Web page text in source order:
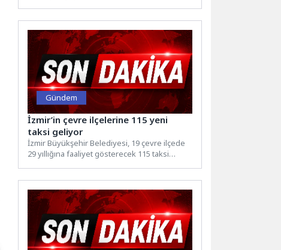
Gündem
İzmir’in çevre ilçelerine 115 yeni
taksi geliyor
İzmir Büyükşehir Belediyesi, 19 çevre ilçede
29 yıllığına faaliyet gösterecek 115 taksi